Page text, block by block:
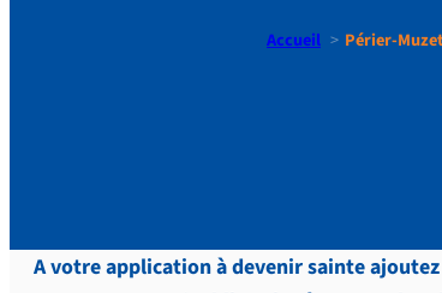
Accueil Périer-
A votre application à devenir sainte